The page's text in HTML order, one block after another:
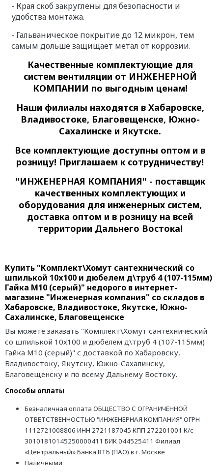
- Края скоб закруглены для безопасности и
удобства монтажа.
- Гальваническое покрытие до 12 микрон, тем
самым дольше защищает метал от коррозии.
Качественные комплектующие для
систем вентиляции от ИНЖЕНЕРНОЙ
КОМПАНИИ по выгодным ценам!
Наши филиалы находятся в Хабаровске,
Владивостоке, Благовещенске, Южно-
Сахалинске и Якутске.
Все комплектующие доступны оптом и в
розницу! Приглашаем к сотрудничеству!
"ИНЖЕНЕРНАЯ КОМПАНИЯ" - поставщик
качественных комплектующих и
оборудования для инженерных систем,
доставка оптом и в розницу на всей
территории Дальнего Востока!
Купить "Комплект\Хомут сантехнический со
шпилькой 10х100 и дюбелем д\труб 4 (107-115мм)
Гайка М10 (серый)" недорого в интернет-
магазине "Инженерная компания" со складов в
Хабаровске, Владивостоке, Якутске, Южно-
Сахалинске, Благовещенске
Вы можете заказать "Комплект\Хомут сантехнический
со шпилькой 10х100 и дюбелем д\труб 4 (107-115мм)
Гайка М10 (серый)" с доставкой по Хабаровску,
Владивостоку, Якутску, Южно-Сахалинску,
Благовещенску и по всему Дальнему Востоку.
Способы оплаты
Безналичная оплата ОБЩЕСТВО С ОГРАНИЧЕННОЙ
ОТВЕТСТВЕННОСТЬЮ "ИНЖЕНЕРНАЯ КОМПАНИЯ" ОГРН
1112721008806 ИНН 2721187045 КПП 272201001 К/с
30101810145250000411 БИК 044525411 Филиал
«Центральный» Банка ВТБ (ПАО) в г. Москве
Наличными